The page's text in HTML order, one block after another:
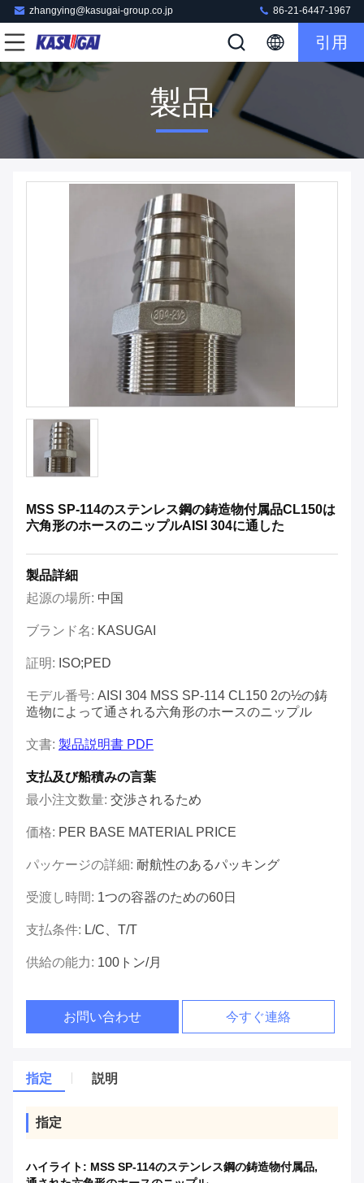
zhangying@kasugai-group.co.jp 86-21-6447-1967
引用
製品
MSS SP-114のステンレス鋼の鋳造物付属品CL150は
六角形のホースのニップルAISI 304に通した
製品詳細
起源の場所: 中国
ブランド名: KASUGAI
証明: ISO;PED
モデル番号: AISI 304 MSS SP-114 CL150 2の½の鋳
造物によって通される六角形のホースのニップル
文書: 製品説明書 PDF
支払及び船積みの言葉
最小注文数量: 交渉されるため
価格: PER BASE MATERIAL PRICE
パッケージの詳細: 耐航性のあるパッキング
受渡し時間: 1つの容器のための60日
支払条件: L/C、T/T
供給の能力: 100トン/月
お問い合わせ 今すぐ連絡
指定 説明
指定
ハイライト: MSS SP-114のステンレス鋼の鋳造物付属品,